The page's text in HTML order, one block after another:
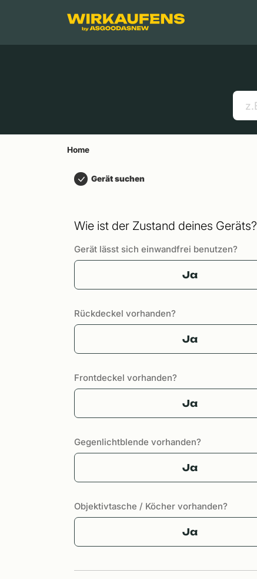
Home
Gerät suchen
Wie ist der Zustand deines Geräts?
Gerät lässt sich einwandfrei benutzen?
Ja
Rückdeckel vorhanden?
Ja
Frontdeckel vorhanden?
Ja
Gegenlichtblende vorhanden?
Ja
Objektivtasche / Köcher vorhanden?
Ja